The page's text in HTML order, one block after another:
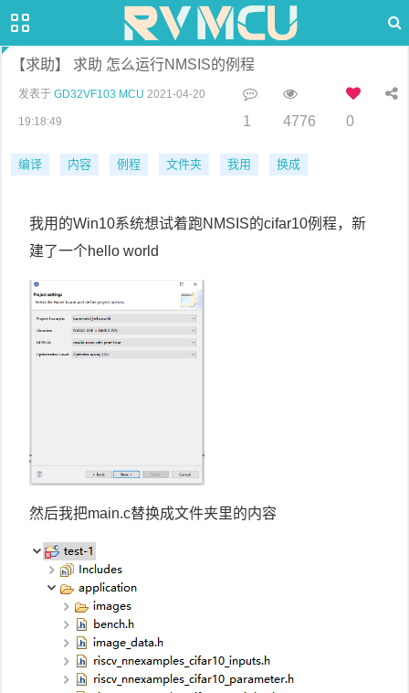
【求助】 求助 怎么运行NMSIS的例程
发表于 GD32VF103 MCU 2021-04-20
19:18:49 1 4776 0
编译 内容 例程 文件夹 我用 换成
我用的Win10系统想试着跑NMSIS的cifar10例程，新
建了一个hello world
然后我把main.c替换成文件夹里的内容